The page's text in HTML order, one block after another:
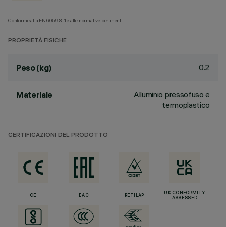
Conforme alla EN60598-1 e alle normative pertinenti.
PROPRIETÀ FISICHE
Peso (kg) 0.2
Materiale
Alluminio pressofuso e
termoplastico
CERTIFICAZIONI DEL PRODOTTO
CE EAC RETILAP
UK CONFORMITY
ASSESSED